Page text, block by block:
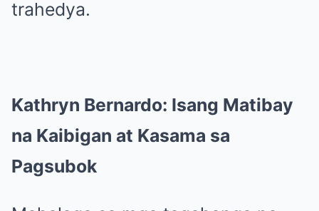
trahedya.
Kathryn Bernardo: Isang Matibay
na Kaibigan at Kasama sa
Pagsubok